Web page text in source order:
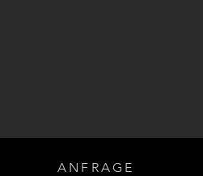
ANFRAGE